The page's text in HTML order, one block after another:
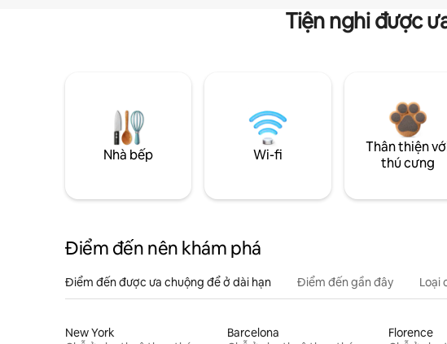
Tiện nghi được
Nhà bếp Wi-fi
Thân thiện
thú cưng
Điểm đến nên khám phá
Điểm đến được ưa chuộng để ở dài hạn Điểm đến gần đây Loại
New York
Barcelona
Florence